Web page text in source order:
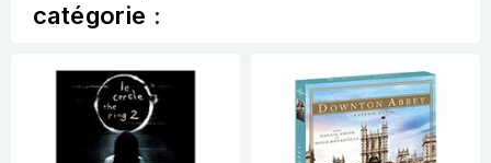
catégorie :